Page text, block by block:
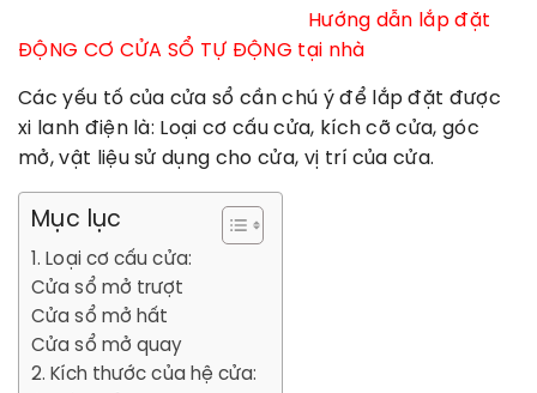
Hướng dẫn lắp đặt
ĐỘNG CƠ CỬA SỔ TỰ ĐỘNG tại nhà
Các yếu tố của cửa sổ cần chú ý để lắp đặt được
xi lanh điện là: Loại cơ cấu cửa, kích cỡ cửa, góc
mở, vật liệu sử dụng cho cửa, vị trí của cửa.
Mục lục
1. Loại cơ cấu cửa:
Cửa sổ mở trượt
Cửa sổ mở hất
Cửa sổ mở quay
2. Kích thước của hệ cửa: